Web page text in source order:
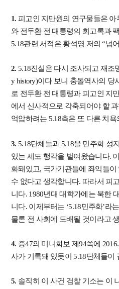
1. 피고인 지만원의 연구물들은
와 전두환 전 대통령의 회고록과
5.18관련 서적은 황석영 저의 “넘
2. 5.18진실은 다시 조사되고 재조
y history)이다 보니 충돌역사의
로 전두환 전 대통령과 피고인 지
에서 신사적으로 각축되어야 할
억압하려는 5.18측은 또 다른 치
3. 5.18단체들과 5.18을 민주화 성
있는 세도 행각을 벌여왔습니다.
화돼있고, 국가기관들에 좌익들
수 없다고 생각합니다. 따라서 피
니다. 1980년대 대학가에는 북한
니다. 이제부터는 ‘5.18민주화’
물론 전 사회에 도배될 것이라고
4. 증47의 미니화보 제94쪽에
사가 기록돼 있듯이 5.18단체들
5. 솔직히 이 사건 검찰 기소는 이